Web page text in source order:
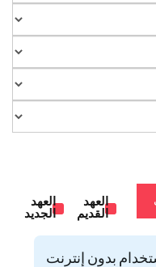
العهد
القديم
العهد
الجديد
بدون إنترنت